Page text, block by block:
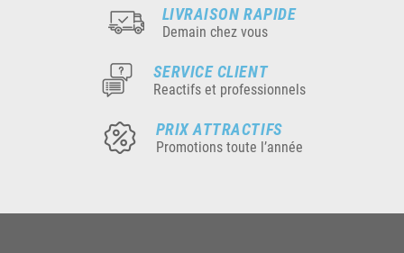
LIVRAISON RAPIDE
Demain chez vous
SERVICE CLIENT
Reactifs et professionnels
PRIX ATTRACTIFS
Promotions toute l’année